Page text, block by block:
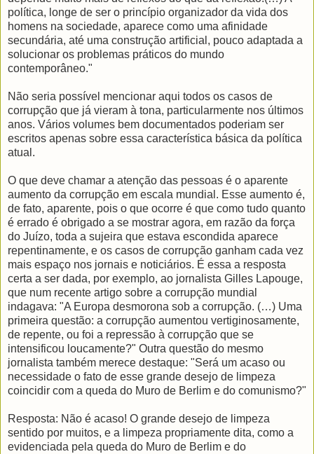
política, longe de ser o princípio organizador da vida dos
homens na sociedade, aparece como uma afinidade
secundária, até uma construção artificial, pouco adaptada a
solucionar os problemas práticos do mundo
contemporâneo."
Não seria possível mencionar aqui todos os casos de
corrupção que já vieram à tona, particularmente nos últimos
anos. Vários volumes bem documentados poderiam ser
escritos apenas sobre essa característica básica da política
atual.
O que deve chamar a atenção das pessoas é o aparente
aumento da corrupção em escala mundial. Esse aumento é,
de fato, aparente, pois o que ocorre é que como tudo quanto
é errado é obrigado a se mostrar agora, em razão da força
do Juízo, toda a sujeira que estava escondida aparece
repentinamente, e os casos de corrupção ganham cada vez
mais espaço nos jornais e noticiários. É essa a resposta
certa a ser dada, por exemplo, ao jornalista Gilles Lapouge,
que num recente artigo sobre a corrupção mundial
indagava: "A Europa desmorona sob a corrupção. (…) Uma
primeira questão: a corrupção aumentou vertiginosamente,
de repente, ou foi a repressão à corrupção que se
intensificou loucamente?" Outra questão do mesmo
jornalista também merece destaque: "Será um acaso ou
necessidade o fato de esse grande desejo de limpeza
coincidir com a queda do Muro de Berlim e do comunismo?"
Resposta: Não é acaso! O grande desejo de limpeza
sentido por muitos, e a limpeza propriamente dita, como a
evidenciada pela queda do Muro de Berlim e do